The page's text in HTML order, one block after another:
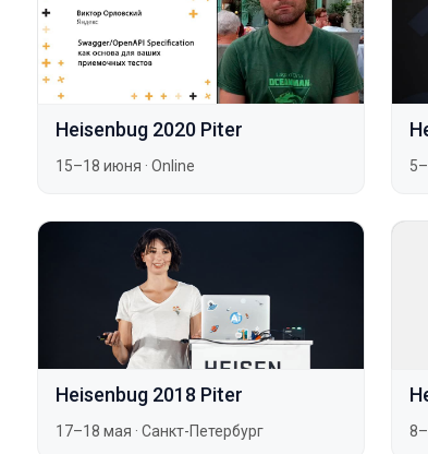
Heisenbug 2020 Piter
15–18 июня · Online
Heisenbug 2018 Piter
17–18 мая · Санкт-Петербург